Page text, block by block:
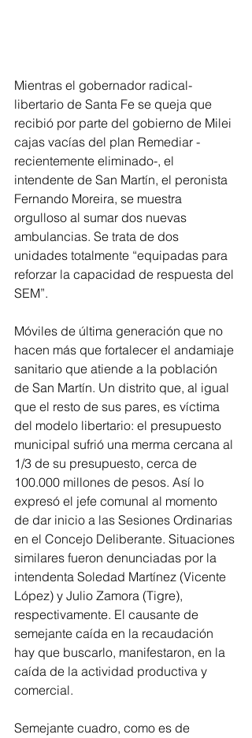
Mientras el gobernador radical-
libertario de Santa Fe se queja que
recibió por parte del gobierno de Milei
cajas vacías del plan Remediar -
recientemente eliminado-, el
intendente de San Martín, el peronista
Fernando Moreira, se muestra
orgulloso al sumar dos nuevas
ambulancias. Se trata de dos
unidades totalmente “equipadas para
reforzar la capacidad de respuesta del
SEM”.
Móviles de última generación que no
hacen más que fortalecer el andamiaje
sanitario que atiende a la población
de San Martín. Un distrito que, al igual
que el resto de sus pares, es víctima
del modelo libertario: el presupuesto
municipal sufrió una merma cercana al
1/3 de su presupuesto, cerca de
100.000 millones de pesos. Así lo
expresó el jefe comunal al momento
de dar inicio a las Sesiones Ordinarias
en el Concejo Deliberante. Situaciones
similares fueron denunciadas por la
intendenta Soledad Martínez (Vicente
López) y Julio Zamora (Tigre),
respectivamente. El causante de
semejante caída en la recaudación
hay que buscarlo, manifestaron, en la
caída de la actividad productiva y
comercial.
Semejante cuadro, como es de